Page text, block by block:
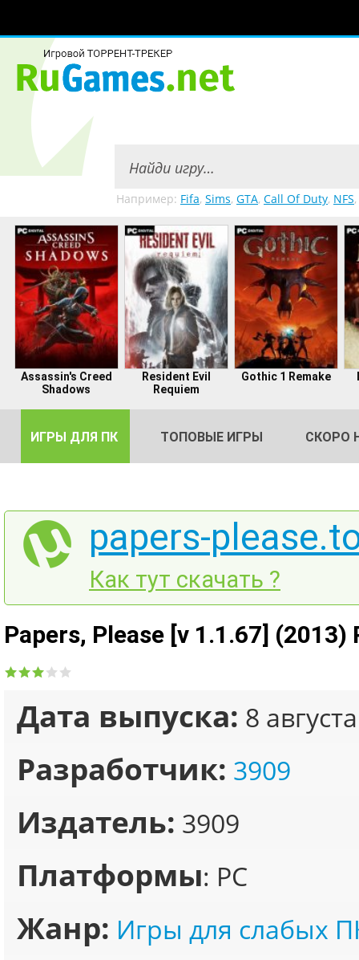
Например: Fifa, Sims, GTA, Call Of Duty, NFS,
Assassin's Creed
Shadows
Resident Evil
Requiem
Gothic 1 Remake
ИГРЫ ДЛЯ ПК ТОПОВЫЕ ИГРЫ СКОРО
papers-
Как тут скачать ?
Papers, Please [v 1.1.67] (2013)
Дата выпуска: 8
Разработчик: 3909
Издатель: 3909
Платформы: PC
Жанр: Игры для слабых